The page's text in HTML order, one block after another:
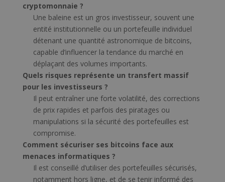
cryptomonnaie ?
Une baleine est un gros investisseur, souvent une
entité institutionnelle ou un portefeuille individuel
détenant une quantité astronomique de bitcoins,
capable d’influencer la tendance du marché en
déplaçant des volumes importants.
Quels risques représente un transfert massif
pour les investisseurs ?
Il peut entraîner une forte volatilité, des corrections
de prix rapides et parfois des piratages ou
manipulations si la sécurité des portefeuilles est
compromise.
Comment sécuriser ses bitcoins face aux
menaces informatiques ?
Il est conseillé d’utiliser des portefeuilles sécurisés,
notamment hors ligne, et de se tenir informé des